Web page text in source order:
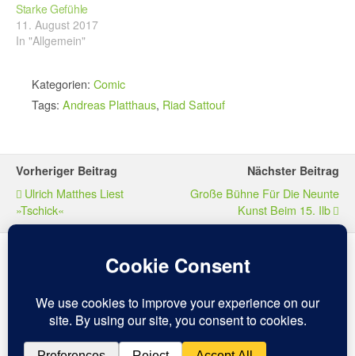
Starke Gefühle
11. August 2017
In "Allgemein"
Kategorien: Comic
Tags: Andreas Platthaus, Riad Sattouf
Vorheriger Beitrag
Ulrich Matthes Liest
»Tschick«
Nächster Beitrag
Große Bühne Für Die Neunte
Kunst Beim 15. Ilb
Mobil Desktop